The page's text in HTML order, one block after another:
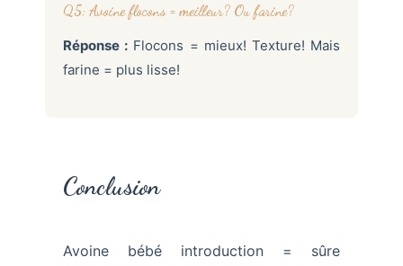
Q5: Avoine flocons = meilleur? Ou farine?
Réponse : Flocons = mieux! Texture! Mais
farine = plus lisse!
Conclusion
Avoine bébé introduction = sûre